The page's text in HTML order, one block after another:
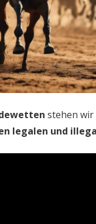
stehen wir
legalen und